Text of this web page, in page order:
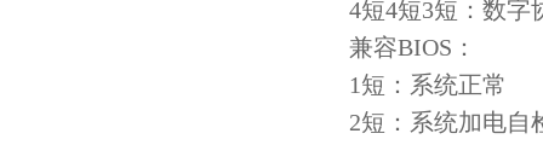
4短4短3短：数字
兼容BIOS：
1短：系统正常
2短：系统加电自